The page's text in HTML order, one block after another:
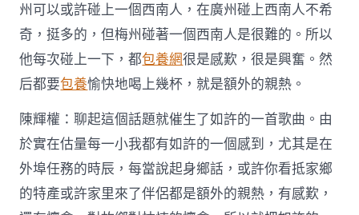
州可以或許碰上一個西南人，在廣州碰上西南人不希
奇，挺多的，但梅州碰著一個西南人是很難的。所以
他每次碰上一下，都包養網很是感歎，很是興奮。然
后都要包養愉快地喝上幾杯，就是額外的親熱。
陳輝權：聊起這個話題就催生了如許的一首歌曲。由
於實在估量每一小我都有如許的一個感到，尤其是在
外埠任務的時辰，每當說起身鄉話，或許你看抵家鄉
的特產或許家里來了伴侶都是額外的親熱，有感歎，